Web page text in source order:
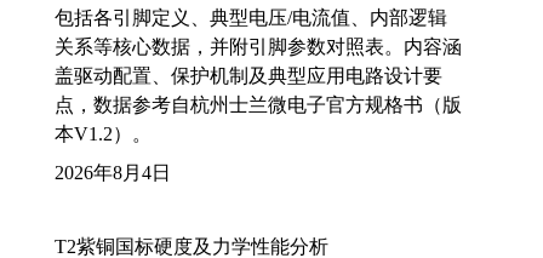
包括各引脚定义、典型电压/电流值、内部逻辑
关系等核心数据，并附引脚参数对照表。内容涵
盖驱动配置、保护机制及典型应用电路设计要
点，数据参考自杭州士兰微电子官方规格书（版
本V1.2）。
2026年8月4日
T2紫铜国标硬度及力学性能分析